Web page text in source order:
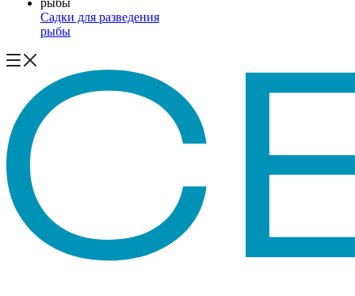
Садки для разведения
рыбы